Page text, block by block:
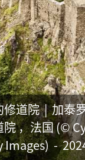
修道院 | 加泰
院 ，法国 (©
Images) -